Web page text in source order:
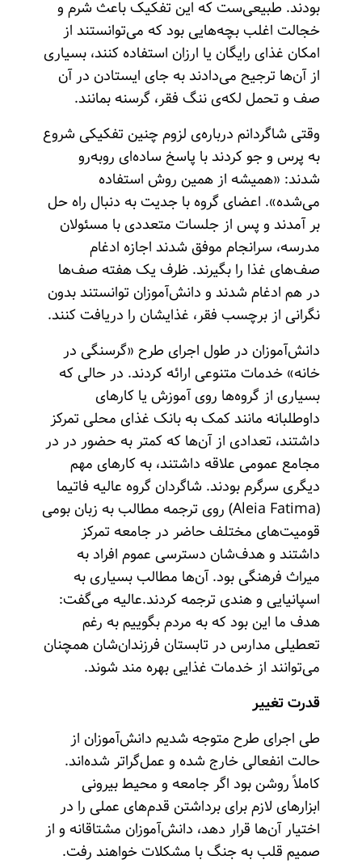
بودند. طبیعی‌ست که این تفکیک باعث شرم و
خجالت اغلب بچه‌هایی بود که می‌توانستند از
امکان غذای رایگان یا ارزان استفاده کنند، بسیاری
از آن‌ها ترجیح می‌دادند به جای ایستادن در آن
صف و تحمل لکه‌ی ننگ فقر، گرسنه بمانند.
وقتی شاگردانم درباره‌ی لزوم چنین تفکیکی شروع
به پرس و جو کردند با پاسخ ساده‌ای روبه‌رو
شدند: «همیشه از همین روش استفاده
می‌شده». اعضای گروه با جدیت به دنبال راه حل
بر آمدند و پس از جلسات متعددی با مسئولان
مدرسه، سرانجام موفق شدند اجازه ادغام
صف‌های غذا را بگیرند. ظرف یک هفته صف‌ها
در هم ادغام شدند و ‌دانش‌آموزان توانستند بدون
نگرانی از برچسب فقر، غذایشان را دریافت کنند.
‌دانش‌آموزان در طول اجرای طرح «گرسنگی در
خانه» خدمات متنوعی ارائه کردند. در حالی که
بسیاری از گروه‌ها روی آموزش یا کارهای
داوطلبانه مانند کمک به بانک غذای محلی تمرکز
داشتند، تعدادی از آن‌ها که کمتر به حضور در در
مجامع عمومی علاقه داشتند، به کارهای مهم
دیگری سرگرم بودند. شاگردان گروه عالیه فاتیما
(Aleia Fatima) روی ترجمه مطالب به زبان بومی
قومیت‌های مختلف حاضر در جامعه تمرکز
داشتند و هدف‌شان دسترسی عموم افراد به
میراث فرهنگی بود. آن‌ها مطالب بسیاری به
اسپانیایی و هندی ترجمه کردند.عالیه می‌گفت:
هدف ما این بود که به مردم بگوییم به رغم
تعطیلی مدارس در تابستان فرزندان‌شان همچنان
می‌توانند از خدمات غذایی بهره مند شوند.
قدرت تغییر
طی اجرای طرح متوجه شدیم دانش‌آموزان از
حالت انفعالی خارج شده‌ و عمل‌گراتر شده‌اند.
کاملاً روشن بود اگر جامعه و محیط بیرونی
ابزارهای لازم برای برداشتن قدم‌های عملی را در
اختیار آن‌ها قرار دهد، ‌دانش‌آموزان مشتاقانه و از
صمیم قلب به جنگ با مشکلات خواهند رفت.